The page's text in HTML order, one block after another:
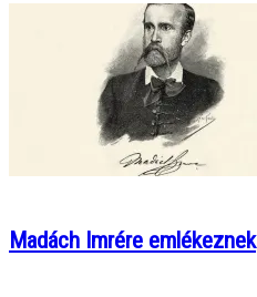
Madách Imrére emlékeznek